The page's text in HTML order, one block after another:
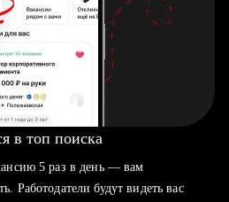
в топ поиска
5 раз в день — вам
Работодатели будут видеть вас